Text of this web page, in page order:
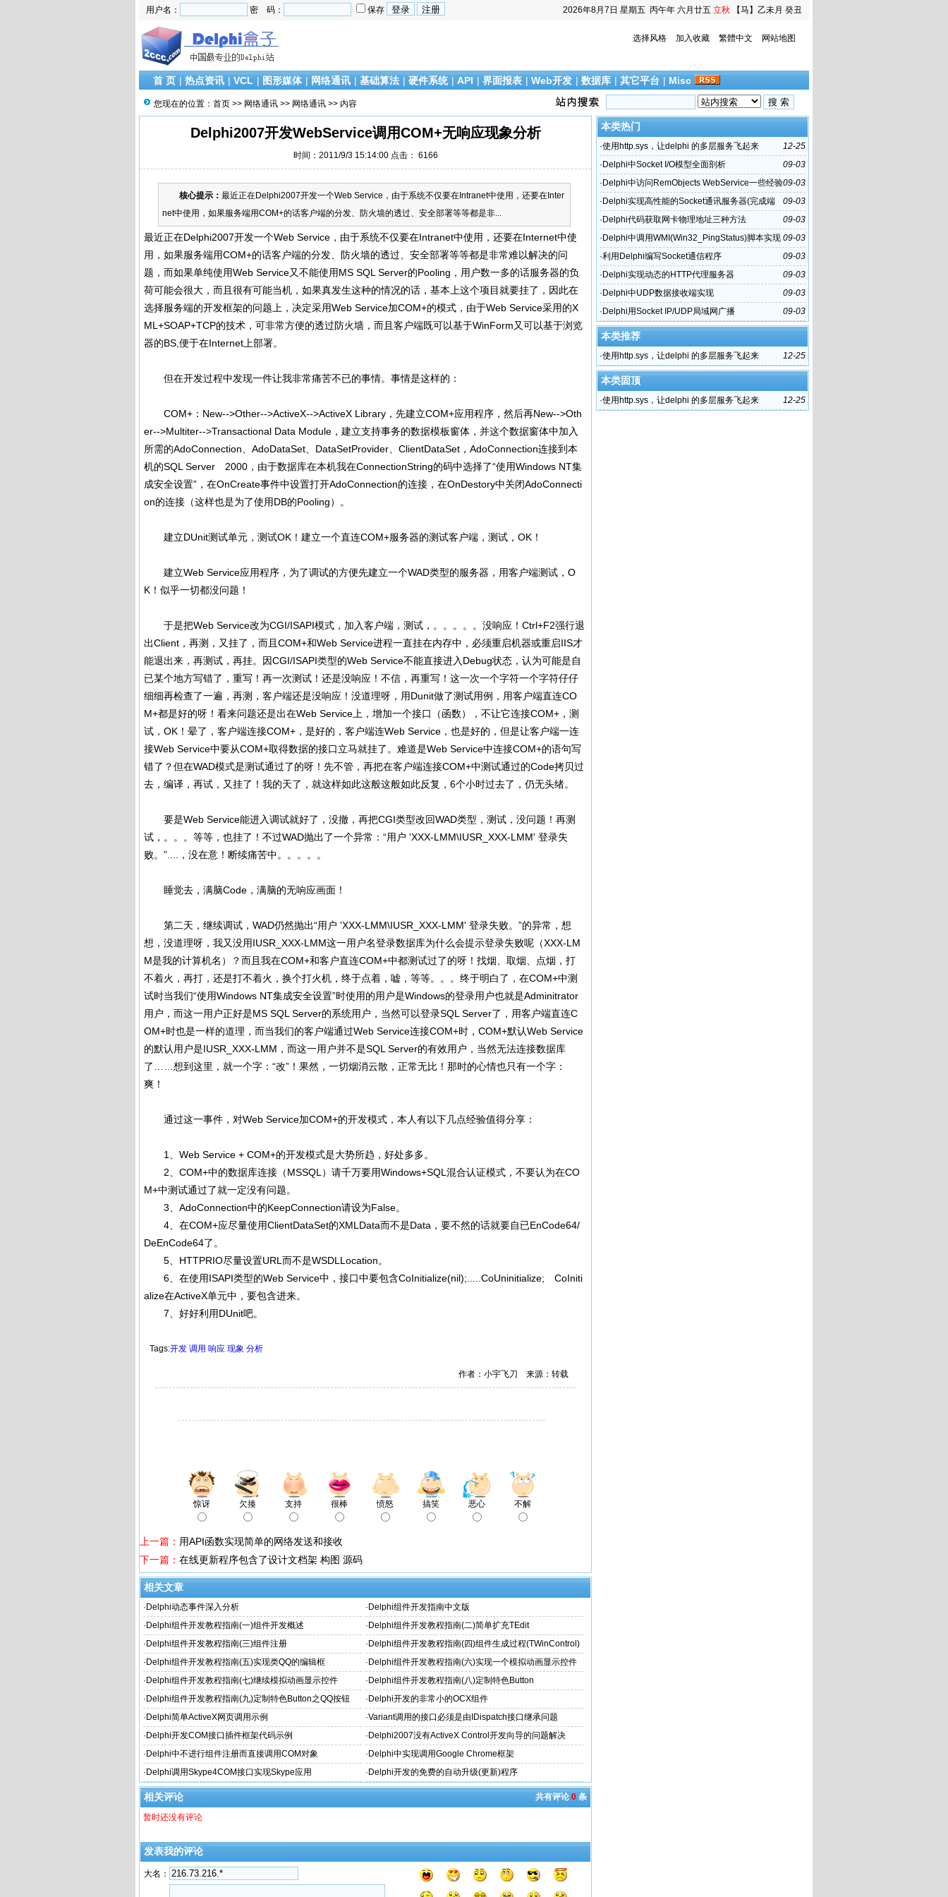
2026年8月7日 星期五 丙午年 六月廿五 立秋
【马】乙未月 癸丑
用户名： 密 码： 保存
选择风格 加入收藏 繁體中文 网站地图
首 页 | 热点资讯 | VCL | 图形媒体 | 网络通讯 | 基础算法 | 硬件系统 | API | 界面报表 | Web开发 | 数据库 | 其它平台 | Misc
您现在的位置： 首页 >> 网络通讯 >> 网络通讯 >> 内容
Delphi2007开发WebService调用COM+无响应现象分析
时间：2011/9/3 15:14:00 点击： 6166
核心提示： 最近正在Delphi2007开发一个Web Service，由于系统不仅要在Intranet中使用，还要在Inter
net中使用，如果服务端用COM+的话客户端的分发、防火墙的透过、安全部署等等都是非...
最近正在Delphi2007开发一个Web Service，由于系统不仅要在Intranet中使用，还要在Internet中使
用，如果服务端用COM+的话客户端的分发、防火墙的透过、安全部署等等都是非常难以解决的问
题，而如果单纯使用Web Service又不能使用MS SQL Server的Pooling，用户数一多的话服务器的负
荷可能会很大，而且很有可能当机，如果真发生这种的情况的话，基本上这个项目就要挂了，因此在
选择服务端的开发框架的问题上，决定采用Web Service加COM+的模式，由于Web Service采用的X
ML+SOAP+TCP的技术，可非常方便的透过防火墙，而且客户端既可以基于WinForm又可以基于浏览
器的BS,便于在Internet上部署。
但在开发过程中发现一件让我非常痛苦不已的事情。事情是这样的：
COM+：New-->Other-->ActiveX-->ActiveX Library，先建立COM+应用程序，然后再New-->Oth
er-->Multiter-->Transactional Data Module，建立支持事务的数据模板窗体，并这个数据窗体中加入
所需的AdoConnection、AdoDataSet、DataSetProvider、ClientDataSet，AdoConnection连接到本
机的SQL Server 2000，由于数据库在本机我在ConnectionString的码中选择了“使用Windows NT集
成安全设置”，在OnCreate事件中设置打开AdoConnection的连接，在OnDestory中关闭AdoConnecti
on的连接（这样也是为了使用DB的Pooling）。
建立DUnit测试单元，测试OK！建立一个直连COM+服务器的测试客户端，测试，OK！
建立Web Service应用程序，为了调试的方便先建立一个WAD类型的服务器，用客户端测试，O
K！似乎一切都没问题！
于是把Web Service改为CGI/ISAPI模式，加入客户端，测试，。。。。。没响应！Ctrl+F2强行退
出Client，再测，又挂了，而且COM+和Web Service进程一直挂在内存中，必须重启机器或重启IIS才
能退出来，再测试，再挂。因CGI/ISAPI类型的Web Service不能直接进入Debug状态，认为可能是自
已某个地方写错了，重写！再一次测试！还是没响应！不信，再重写！这一次一个字符一个字符仔仔
细细再检查了一遍，再测，客户端还是没响应！没道理呀，用Dunit做了测试用例，用客户端直连CO
M+都是好的呀！看来问题还是出在Web Service上，增加一个接口（函数），不让它连接COM+，测
试，OK！晕了，客户端连接COM+，是好的，客户端连Web Service，也是好的，但是让客户端一连
接Web Service中要从COM+取得数据的接口立马就挂了。难道是Web Service中连接COM+的语句写
错了？但在WAD模式是测试通过了的呀！先不管，再把在客户端连接COM+中测试通过的Code拷贝过
去，编译，再试，又挂了！我的天了，就这样如此这般这般如此反复，6个小时过去了，仍无头绪。
要是Web Service能进入调试就好了，没撤，再把CGI类型改回WAD类型，测试，没问题！再测
试，。。。等等，也挂了！不过WAD抛出了一个异常：“用户 'XXX-LMM\IUSR_XXX-LMM' 登录失
败。”....，没在意！断续痛苦中。。。。。
睡觉去，满脑Code，满脑的无响应画面！
第二天，继续调试，WAD仍然抛出“用户 'XXX-LMM\IUSR_XXX-LMM' 登录失败。”的异常，想
想，没道理呀，我又没用IUSR_XXX-LMM这一用户名登录数据库为什么会提示登录失败呢（XXX-LM
M是我的计算机名）？而且我在COM+和客户直连COM+中都测试过了的呀！找烟、取烟、点烟，打
不着火，再打，还是打不着火，换个打火机，终于点着，嘘，等等。。。终于明白了，在COM+中测
试时当我们“使用Windows NT集成安全设置”时使用的用户是Windows的登录用户也就是Adminitrator
用户，而这一用户正好是MS SQL Server的系统用户，当然可以登录SQL Server了，用客户端直连C
OM+时也是一样的道理，而当我们的客户端通过Web Service连接COM+时，COM+默认Web Service
的默认用户是IUSR_XXX-LMM，而这一用户并不是SQL Server的有效用户，当然无法连接数据库
了……想到这里，就一个字：“改”！果然，一切烟消云散，正常无比！那时的心情也只有一个字：
爽！
通过这一事件，对Web Service加COM+的开发模式，本人有以下几点经验值得分享：
1、Web Service + COM+的开发模式是大势所趋，好处多多。
2、COM+中的数据库连接（MSSQL）请千万要用Windows+SQL混合认证模式，不要认为在CO
M+中测试通过了就一定没有问题。
3、AdoConnection中的KeepConnection请设为False。
4、在COM+应尽量使用ClientDataSet的XMLData而不是Data，要不然的话就要自已EnCode64/
DeEnCode64了。
5、HTTPRIO尽量设置URL而不是WSDLLocation。
6、在使用ISAPI类型的Web Service中，接口中要包含CoInitialize(nil);.....CoUninitialize; CoIniti
alize在ActiveX单元中，要包含进来。
7、好好利用DUnit吧。
Tags:开发 调用 响应 现象 分析
作者：小宇飞刀 来源：转载
惊讶 欠揍 支持 很棒 愤怒 搞笑 恶心 不解
上一篇： 用API函数实现简单的网络发送和接收
下一篇： 在线更新程序包含了设计文档架 构图 源码
相关文章
· Delphi动态事件深入分析 · Delphi组件开发指南中文版
· Delphi组件开发教程指南(一)组件开发概述 · Delphi组件开发教程指南(二)简单扩充TEdit
· Delphi组件开发教程指南(三)组件注册 · Delphi组件开发教程指南(四)组件生成过程(TWinControl)
· Delphi组件开发教程指南(五)实现类QQ的编辑框 · Delphi组件开发教程指南(六)实现一个模拟动画显示控件
· Delphi组件开发教程指南(七)继续模拟动画显示控件 · Delphi组件开发教程指南(八)定制特色Button
· Delphi组件开发教程指南(九)定制特色Button之QQ按钮 · Delphi开发的非常小的OCX组件
· Delphi简单ActiveX网页调用示例 ·Variant调用的接口必须是由IDispatch接口继承问题
· Delphi开发COM接口插件框架代码示例 · Delphi2007没有ActiveX Control开发向导的问题解决
· Delphi中不进行组件注册而直接调用COM对象 · Delphi中实现调用Google Chrome框架
· Delphi调用Skype4COM接口实现Skype应用 · Delphi开发的免费的自动升级(更新)程序
共有评论 0 条
相关评论
暂时还没有评论
发表我的评论
大名：
本类热门
12-25
·使用http.sys，让delphi 的多层服务飞起来
09-03
· Delphi中Socket I/O模型全面剖析
09-03
· Delphi中访问RemObjects WebService一些经验
09-03
· Delphi实现高性能的Socket通讯服务器(完成端
口模型IOCP)
09-03
· Delphi代码获取网卡物理地址三种方法
09-03
· Delphi中调用WMI(Win32_PingStatus)脚本实现
PING命令
09-03
·利用Delphi编写Socket通信程序
09-03
· Delphi实现动态的HTTP代理服务器
09-03
· Delphi中UDP数据接收端实现
09-03
· Delphi用Socket IP/UDP局域网广播
本类推荐
12-25
·使用http.sys，让delphi 的多层服务飞起来
本类固顶
12-25
·使用http.sys，让delphi 的多层服务飞起来